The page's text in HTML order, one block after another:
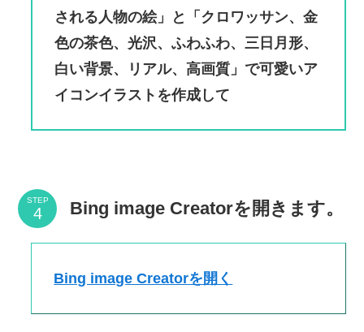
される人物の絵」と「クロワッサン、金
色の茶色、光沢、ふわふわ、三日月形、
白い背景、リアル、高画質」で可愛いア
イコンイラストを作成して
STEP Bing image Creatorを開きます。
Bing image Creatorを開く